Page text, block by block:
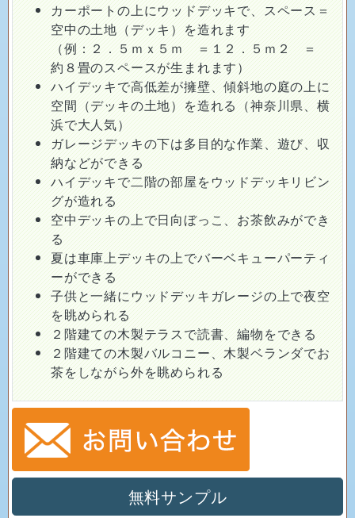
カーポートの上にウッドデッキで、スペース＝
空中の土地（デッキ）を造れます
（例：２．５ｍｘ５ｍ ＝１２．５ｍ２ ＝
約８畳のスペースが生まれます）
ハイデッキで高低差が擁壁、傾斜地の庭の上に
空間（デッキの土地）を造れる（神奈川県、横
浜で大人気）
ガレージデッキの下は多目的な作業、遊び、収
納などができる
ハイデッキで二階の部屋をウッドデッキリビン
グが造れる
空中デッキの上で日向ぼっこ、お茶飲みができ
る
夏は車庫上デッキの上でバーベキューパーティ
ーができる
子供と一緒にウッドデッキガレージの上で夜空
を眺められる
２階建ての木製テラスで読書、編物をできる
２階建ての木製バルコニー、木製ベランダでお
茶をしながら外を眺められる
無料サンプル